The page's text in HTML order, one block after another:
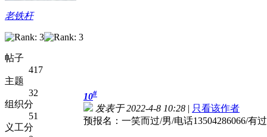
老铁杆
帖子
417
主题
32
组织分
51
义工分
10#
发表于 2022-4-8 10:28 | 只看该作者
预报名：一笑而过/男/电话13504286066/有